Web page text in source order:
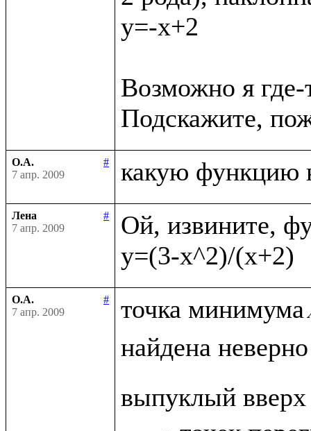
y=-x+2
Возможно я
О.А.
#
7 апр. 2009
Лена
#
7 апр. 2009
Ой, извините,
О.А.
#
7 апр. 2009
точка минимума
найдена неверно
выпуклый